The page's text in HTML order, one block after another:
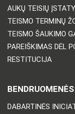
AUKŲ TEISIŲ
TEISMO TERMINŲ
TEISMO ŠAUKIMO
PAREIŠKIMAS DĖL
RESTITUCIJA
DABARTINĖS